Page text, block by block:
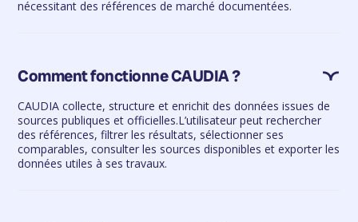
nécessitant des références de marché documentées.
Comment fonctionne CAUDIA ?
CAUDIA collecte, structure et enrichit des données issues de
sources publiques et officielles.L’utilisateur peut rechercher
des références, filtrer les résultats, sélectionner ses
comparables, consulter les sources disponibles et exporter les
données utiles à ses travaux.